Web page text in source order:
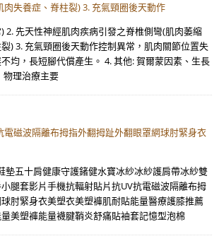
失養症、脊柱裂) 3. 充氣頸圈後天動作
2. 先天性神經肌肉疾病引發之脊椎側彎(肌肉萎縮
) 3. 充氣頸圈後天動作控制異常，肌肉關節位置失
均，長短腳代償產生。 4. 其他: 賀爾蒙因素、生長
物理治療主要
電磁波隔離布拇指外翻拇趾外翻眼罩網球肘緊身衣
墊五十肩健康守護鍺健水寶冰紗冰紗護肩帶冰紗雙
腿套影片手機抗輻射貼片抗UV抗電磁波隔離布拇
肘緊身衣美塑衣美塑褲肌耐貼能量醫療護膝推薦
美塑褲能量襪腱鞘炎舒痛貼袖套記憶型泡棉